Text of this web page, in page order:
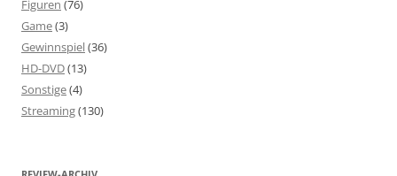
Figuren (76)
Game(3)
Gewinnspiel(36)
HD-DVD(13)
Sonstige(4)
Streaming(130)